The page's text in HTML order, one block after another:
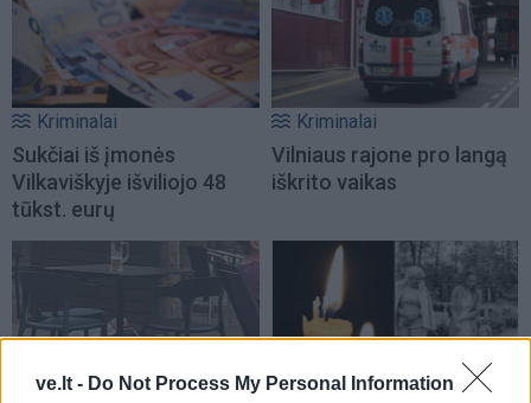
ve.lt - Do Not Process My Personal Information
Kriminalai
Sukčiai iš įmonės
Vilkaviškyje išviliojo 48
tūkst. eurų
Kriminalai
Vilniaus rajone pro langą
iškrito vaikas